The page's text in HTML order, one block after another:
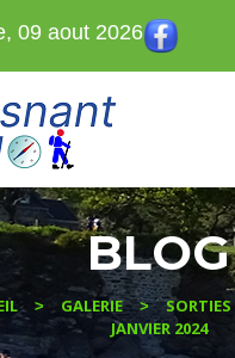
09 aout 2026
BLOG
> GALERIE >
JANVIER 2024